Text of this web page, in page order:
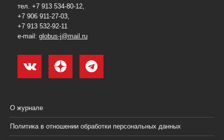
тел. +7 913 534-80-12,
+7 906 911-27-03,
+7 913 532-92-11
e-mail: globus-j@mail.ru
О журнале
Политика в отношении обработки персональных данных